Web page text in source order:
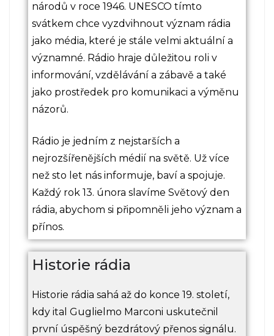
národů v roce 1946. UNESCO tímto
svátkem chce vyzdvihnout význam rádia
jako média, které je stále velmi aktuální a
významné. Rádio hraje důležitou roli v
informování, vzdělávání a zábavě a také
jako prostředek pro komunikaci a výměnu
názorů.
Rádio je jedním z nejstarších a
nejrozšířenějších médií na světě. Už více
než sto let nás informuje, baví a spojuje.
Každý rok 13. února slavíme Světový den
rádia, abychom si připomněli jeho význam a
přínos.
Historie rádia
Historie rádia sahá až do konce 19. století,
kdy ital Guglielmo Marconi uskutečnil
první úspěšný bezdrátový přenos signálu.